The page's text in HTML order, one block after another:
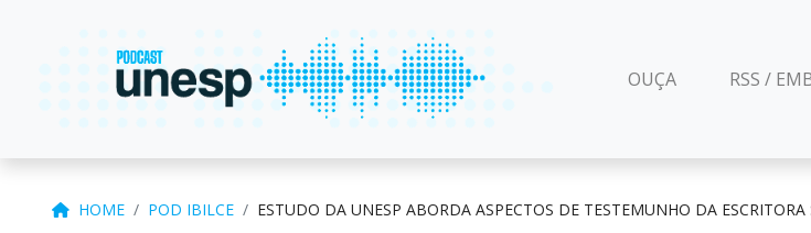
OUÇA(CURRENT)
RSS /
HOME POD IBILCE ESTUDO DA UNESP ABORDA ASPECTOS DE TESTEMUNHO DA